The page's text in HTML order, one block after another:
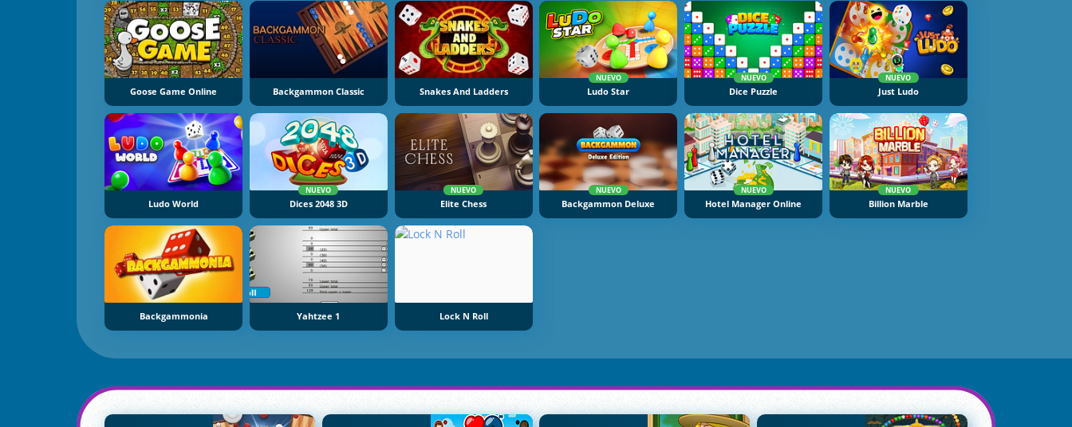
Goose Game Online Backgammon Classic Snakes And Ladders
NUEVO
Ludo Star
NUEVO
Dice Puzzle
NUEVO
Just Ludo
Ludo World
NUEVO
Dices 2048 3D
NUEVO
Elite Chess
NUEVO
Backgammon Deluxe
NUEVO
Hotel Manager Online
NUEVO
Billion Marble
Backgammonia Yahtzee 1 Lock N Roll